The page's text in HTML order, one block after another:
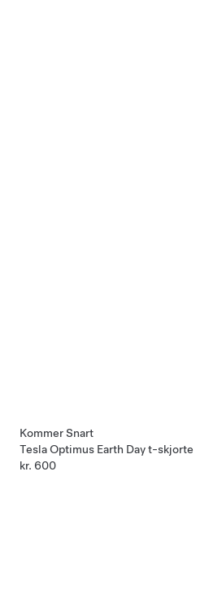
Kommer Snart
Tesla Optimus Earth Day t-skjorte
kr. 600